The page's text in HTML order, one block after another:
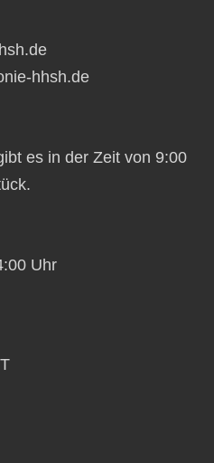
hhsh.de
es in der Zeit von 9:00
Uhr